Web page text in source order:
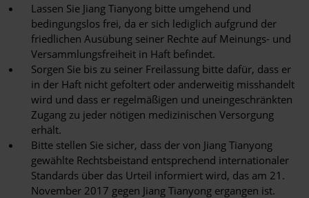
Lassen Sie Jiang Tianyong bitte umgehend und
bedingungslos frei, da er sich lediglich aufgrund der
friedlichen Ausübung seiner Rechte auf Meinungs- und
Versammlungsfreiheit in Haft befindet.
Sorgen Sie bis zu seiner Freilassung bitte dafür, dass er
in der Haft nicht gefoltert oder anderweitig misshandelt
wird und dass er regelmäßigen und uneingeschränkten
Zugang zu jeder nötigen medizinischen Versorgung
erhält.
Bitte stellen Sie sicher, dass der von Jiang Tianyong
gewählte Rechtsbeistand entsprechend internationaler
Standards über das Urteil informiert wird, das am 21.
November 2017 gegen Jiang Tianyong ergangen ist.